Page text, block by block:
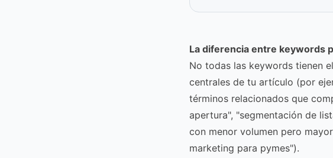
La diferencia entre keywords
No todas las keywords tienen
centrales de tu artículo (por
términos relacionados que
apertura", "segmentación de
con menor volumen pero
marketing para pymes").